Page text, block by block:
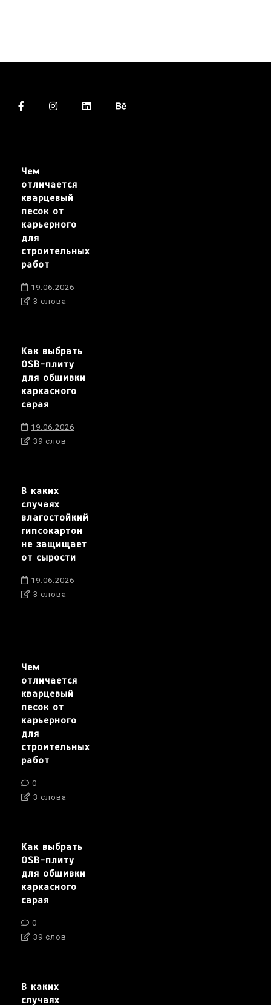
Чем
отличается
кварцевый
песок от
карьерного
для
строительных
работ
19.06.2026
3 слова
Как выбрать
OSB-плиту
для обшивки
каркасного
сарая
19.06.2026
39 слов
В каких
случаях
влагостойкий
гипсокартон
не защищает
от сырости
19.06.2026
3 слова
Чем
отличается
кварцевый
песок от
карьерного
для
строительных
работ
0
3 слова
Как выбрать
OSB-плиту
для обшивки
каркасного
сарая
0
39 слов
В каких
случаях